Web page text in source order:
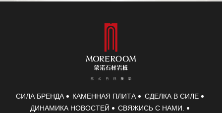
СИЛА БРЕНДА КАМЕННАЯ ПЛИТА
СДЕЛКА В СИЛЕ
ДИНАМИКА НОВОСТЕЙ
СВЯЖИСЬ С НАМИ.